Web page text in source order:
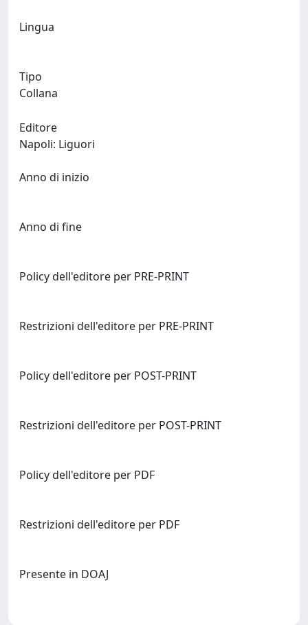
Lingua
Tipo
Collana
Editore
Anno di inizio
Anno di fine
Policy dell'editore per PRE-PRINT
Restrizioni dell'editore per PRE-PRINT
Policy dell'editore per POST-PRINT
Restrizioni dell'editore per POST-PRINT
Policy dell'editore per PDF
Restrizioni dell'editore per PDF
Presente in DOAJ